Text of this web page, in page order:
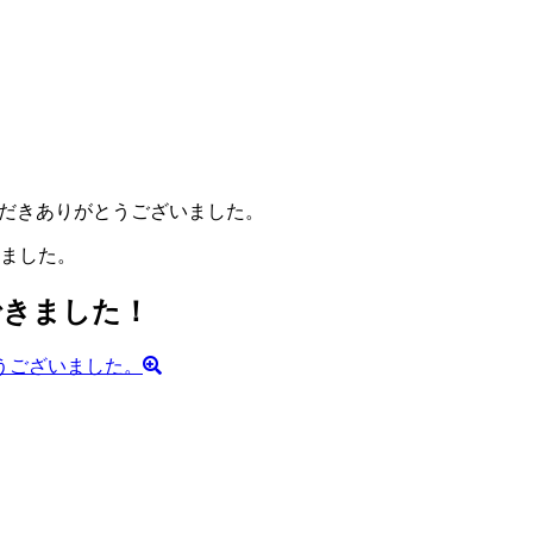
きありがとうございました。
した。
ました！